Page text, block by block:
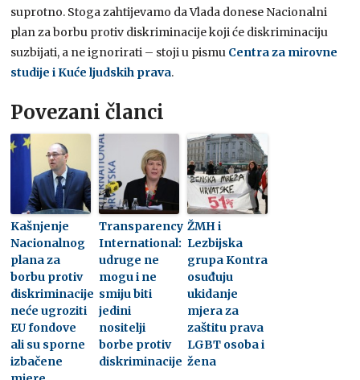
suprotno. Stoga zahtijevamo da Vlada donese Nacionalni
plan za borbu protiv diskriminacije koji će diskriminaciju
suzbijati, a ne ignorirati – stoji u pismu Centra za mirovne
studije i Kuće ljudskih prava.
Povezani članci
Kašnjenje
Nacionalnog
plana za
borbu protiv
diskriminacije
neće ugroziti
EU fondove
ali su sporne
izbačene
Transparency
International:
udruge ne
mogu i ne
smiju biti
jedini
nositelji
borbe protiv
diskriminacije
ŽMH i
Lezbijska
grupa Kontra
osuđuju
ukidanje
mjera za
zaštitu prava
LGBT osoba i
žena